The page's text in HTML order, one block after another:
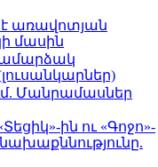
է առավոտյան
մասին
Մանրամասներ
ին ու «Գոջո»-